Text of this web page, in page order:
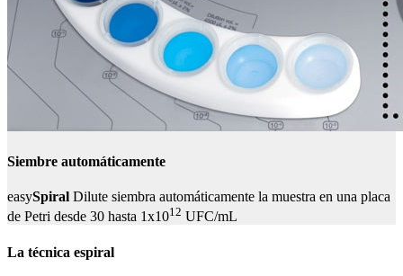
Siembre automáticamente
easySpiral Dilute siembra automáticamente la muestra en una placa
de Petri desde 30 hasta 1x1012 UFC/mL
La técnica espiral